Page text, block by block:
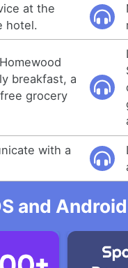
at the
hotel.
breakfast, a
grocery
with a
and